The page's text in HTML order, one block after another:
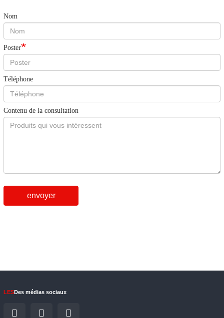
Nom
Poster
Téléphone
Contenu de la consultation
envoyer
LESDes médias sociaux